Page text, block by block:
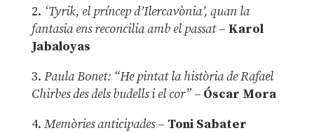
2. ‘Tyrik, el príncep d’Ilercavònia’, quan la
fantasia ens reconcilia amb el passat– Karol
Jabaloyas
3. Paula Bonet: “He pintat la història de Rafael
Chirbes des dels budells i el cor” –Óscar Mora
4. Memòries anticipades– Toni Sabater